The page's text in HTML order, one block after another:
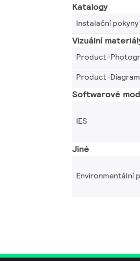
Katalogy
Instalační pokyny
Vizuální
Product-
Product-
Softwarové
IES
Jiné
Environmentální